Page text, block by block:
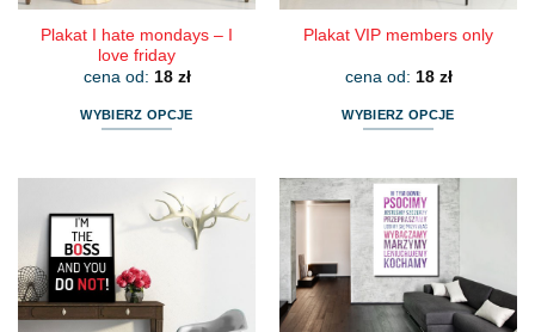
Plakat I hate mondays – I
love friday
cena od: 18 zł
WYBIERZ OPCJE
wiele
wariantów.
Opcje
można
wybrać
Plakat VIP members only
cena od: 18 zł
WYBIERZ OPCJE
ma
wiele
wariantów.
Opcje
można
wybrać